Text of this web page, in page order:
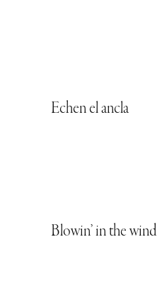
Echen el ancla
Blowin’ in the wind